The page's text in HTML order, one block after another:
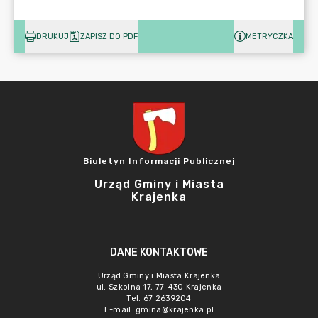
DRUKUJ ZAPISZ DO PDF METRYCZKA
Biuletyn Informacji Publicznej
Urząd Gminy i Miasta
Krajenka
DANE KONTAKTOWE
Urząd Gminy i Miasta Krajenka
ul. Szkolna 17, 77-430 Krajenka
Tel. 67 2639204
E-mail: gmina@krajenka.pl